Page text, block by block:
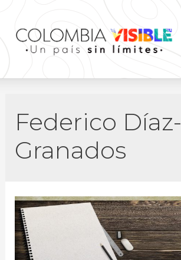
Federico Díaz-
Granados